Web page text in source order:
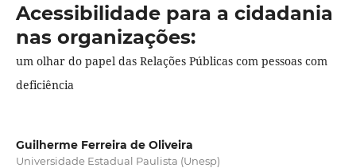
Acessibilidade para a cidadania
nas organizações:
um olhar do papel das Relações Públicas com pessoas com
deficiência
Guilherme Ferreira de Oliveira
Universidade Estadual Paulista (Unesp)